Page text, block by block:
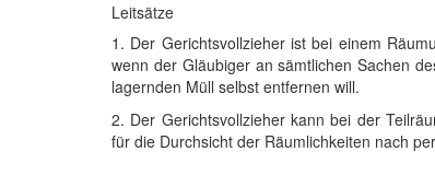
Leitsätze
1. Der Gerichtsvollzieher ist bei einem
wenn der Gläubiger an sämtlichen Sachen
lagernden Müll selbst entfernen will.
2. Der Gerichtsvollzieher kann bei der
für die Durchsicht der Räumlichkeiten nach